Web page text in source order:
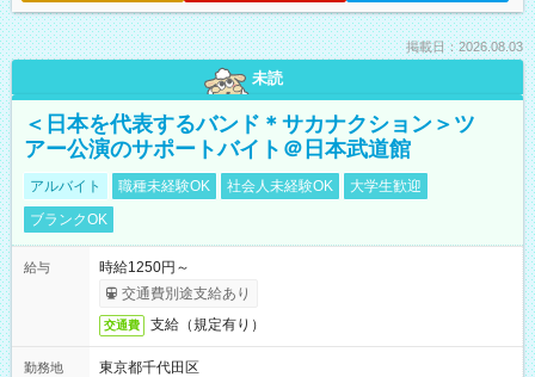
掲載日：2026.08.03
未読
＜日本を代表するバンド＊サカナクション＞ツ
アー公演のサポートバイト＠日本武道館
アルバイト 職種未経験OK 社会人未経験OK
大学生歓迎
ブランクOK
給与
時給1250円～
交通費別途支給あり
交通費 支給（規定有り）
勤務地
東京都千代田区